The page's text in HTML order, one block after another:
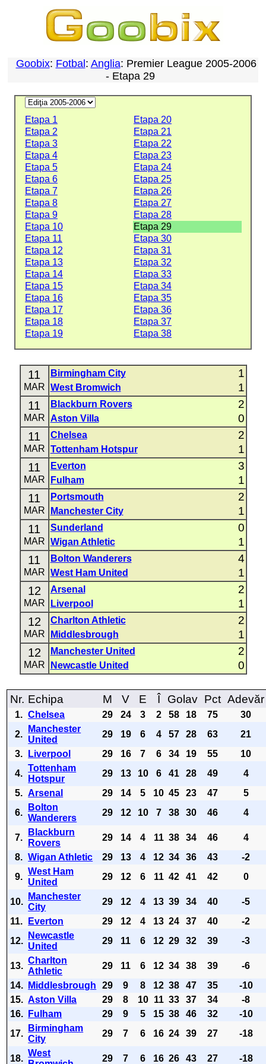
Goobix: Fotbal : Anglia: Premier League 2005-2006
- Etapa 29
Etapa 1
Etapa 20
Etapa 2
Etapa 21
Etapa 3
Etapa 22
Etapa 4
Etapa 23
Etapa 5
Etapa 24
Etapa 6
Etapa 25
Etapa 7
Etapa 26
Etapa 8
Etapa 27
Etapa 9
Etapa 28
Etapa 10
Etapa 29
Etapa 11
Etapa 30
Etapa 12
Etapa 31
Etapa 13
Etapa 32
Etapa 14
Etapa 33
Etapa 15
Etapa 34
Etapa 16
Etapa 35
Etapa 17
Etapa 36
Etapa 18
Etapa 37
Etapa 19
Etapa 38
11
MAR
Birmingham City 1
West Bromwich 1
11
MAR
Blackburn Rovers 2
Aston Villa 0
11
MAR
Chelsea 2
Tottenham Hotspur 1
11
MAR
Everton 3
Fulham 1
11
MAR
Portsmouth 2
Manchester City 1
11
MAR
Sunderland 0
Wigan Athletic 1
11
MAR
Bolton Wanderers 4
West Ham United 1
12
MAR
Arsenal 2
Liverpool 1
12
MAR
Charlton Athletic 2
Middlesbrough 1
12
MAR
Manchester United 2
Newcastle United 0
Nr. Echipa M V E Î Golav Pct Adevăr
1. Chelsea 29 24 3 2 58 18 75
30
2.
Manchester
United
29 19 6 4 57 28 63
21
3.
Liverpool 29 16 7 6 34 19 55
10
4.
Tottenham
Hotspur
29 13 10 6 41 28 49
4
5. Arsenal 29 14 5 10 45 23 47
5
6.
Bolton
Wanderers
29 12 10 7 38 30 46 4
7.
Blackburn
Rovers
29 14 4 11 38 34 46
4
8. Wigan Athletic 29 13 4 12 34 36 43
-2
9.
West Ham
United
29 12 6 11 42 41 42 0
10.
Manchester
City
29 12 4 13 39 34 40
-5
11.
Everton 29 12 4 13 24 37 40
-2
12.
Newcastle
United
29 11 6 12 29 32 39 -3
13.
Charlton
Athletic
29 11 6 12 34 38 39
-6
14.
Middlesbrough 29 9 8 12 38 47 35
-10
15. Aston Villa 29 8 10 11 33 37 34
-8
16.
Fulham 29 9 5 15 38 46 32
-10
17.
Birmingham
City
29 7 6 16 24 39 27 -18
18.
West
29 7 6 16 26 43 27 -18